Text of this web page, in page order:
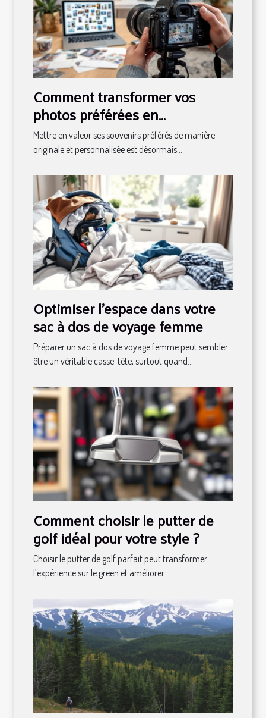
Comment transformer vos
photos préférées en
décorations magnétiques ?
Mettre en valeur ses souvenirs préférés de manière
originale et personnalisée est désormais...
Optimiser l'espace dans votre
sac à dos de voyage femme
Préparer un sac à dos de voyage femme peut sembler
être un véritable casse-tête, surtout quand...
Comment choisir le putter de
golf idéal pour votre style ?
Choisir le putter de golf parfait peut transformer
l’expérience sur le green et améliorer...